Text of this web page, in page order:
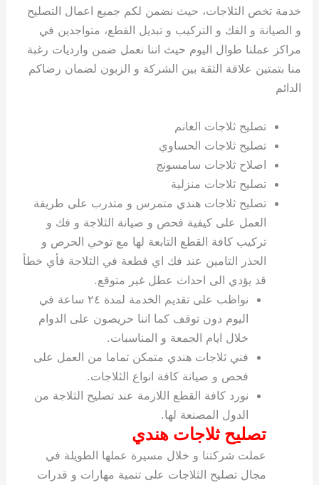
خدمة تخص الثلاجات، حيث نضمن لكم جميع اعمال التصليح
و الصيانة و الفك و التركيب و تبديل القطع، متواجدين في
مراكز عملنا طوال اليوم حيث اننا نعمل ضمن وارديات رغبة
منا بتمتين علاقة الثقة بين الشركة و الزبون لضمان رضاكم
الدائم
تصليح ثلاجات الغانم
تصليح ثلاجات الحساوي
اصلاح ثلاجات سامسونج
تصليح ثلاجات منزلية
تصليح ثلاجات هندي متمرس و متدرب على طريقة
العمل على كيفية فحص و صيانة الثلاجة و فك و
تركيب كافة القطع التابعة لها مع توخي الحرص و
الحذر التامين عند فك اي قطعة في الثلاجة فأي خطأ
قد يؤدي الى احداث عطل غير متوقع.
نواظب على تقديم الخدمة لمدة ٢٤ ساعة في
اليوم دون توقف كما اننا حريصون على الدوام
خلال ايام الجمعة و المناسبات.
فني ثلاجات هندي متمكن تماما من العمل على
فحص و صيانة كافة انواع الثلاجات.
نورد كافة القطع اللازمة عند تصليح الثلاجة من
الدول المصنعة لها.
تصليح ثلاجات هندي
عملت شركتنا و خلال مسيرة عملها الطويلة في
مجال تصليح الثلاجات على تنمية مهارات و قدرات